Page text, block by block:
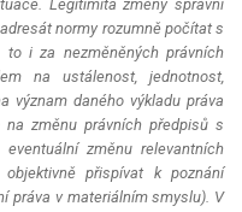
Legitimita změny správní
normy rozumně počítat s
i za nezměněných právních
na ustálenost, jednotnost,
význam daného výkladu práva
změnu právních předpisů s
změnu relevantních
přispívat k poznání
práva v materiálním smyslu). V